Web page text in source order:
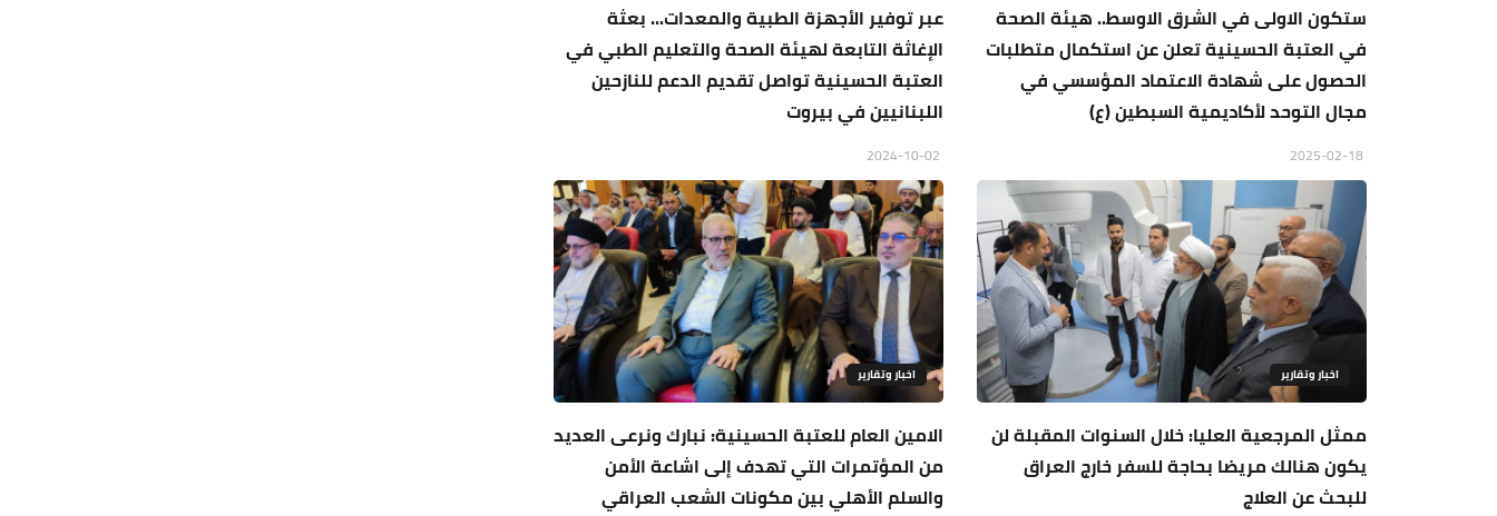
ستكون الاولى في الشرق الاوسط.. هيئة الصحة
في العتبة الحسينية تعلن عن استكمال متطلبات
الحصول على شهادة الاعتماد المؤسسي في
مجال التوحد لأكاديمية السبطين (ع)
عبر توفير الأجهزة الطبية والمعدات... بعثة
الإغاثة التابعة لهيئة الصحة والتعليم الطبي في
العتبة الحسينية تواصل تقديم الدعم للنازحين
اللبنانيين في بيروت
اخبار وتقارير
ممثل المرجعية العليا: خلال السنوات المقبلة لن
يكون هنالك مريضا بحاجة للسفر خارج العراق
للبحث عن العلاج
اخبار وتقارير
الامين العام للعتبة الحسينية: نبارك ونرعى العديد
من المؤتمرات التي تهدف إلى اشاعة الأمن
والسلم الأهلي بين مكونات الشعب العراقي